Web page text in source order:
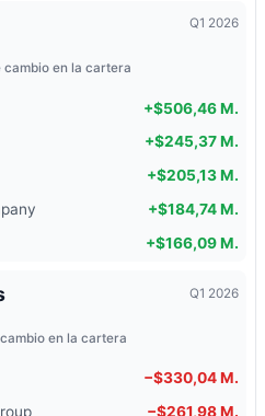
Q1 2026
cambio en la cartera
+$506,46 M.
+$245,37 M.
+$205,13 M.
+$184,74 M.
+$166,09 M.
Q1 2026
en la cartera
−$330,04 M.
−$261,98 M.